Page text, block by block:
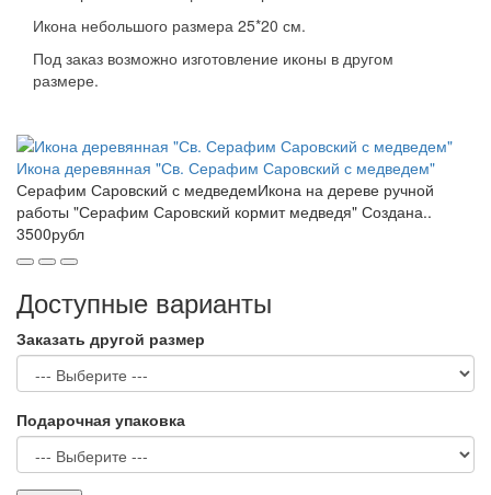
Икона небольшого размера 25*20 см.
Под заказ возможно изготовление иконы в другом
размере.
Икона деревянная "Св. Серафим Саровский с медведем"
Серафим Саровский с медведемИкона на дереве ручной
работы "Серафим Саровский кормит медведя" Создана..
3500рубл
Доступные варианты
Заказать другой размер
Подарочная упаковка